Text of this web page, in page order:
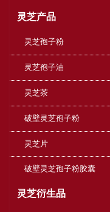
灵芝产品
灵芝孢子粉
灵芝孢子油
灵芝茶
破壁灵芝孢子粉
灵芝片
破壁灵芝孢子粉胶囊
灵芝衍生品